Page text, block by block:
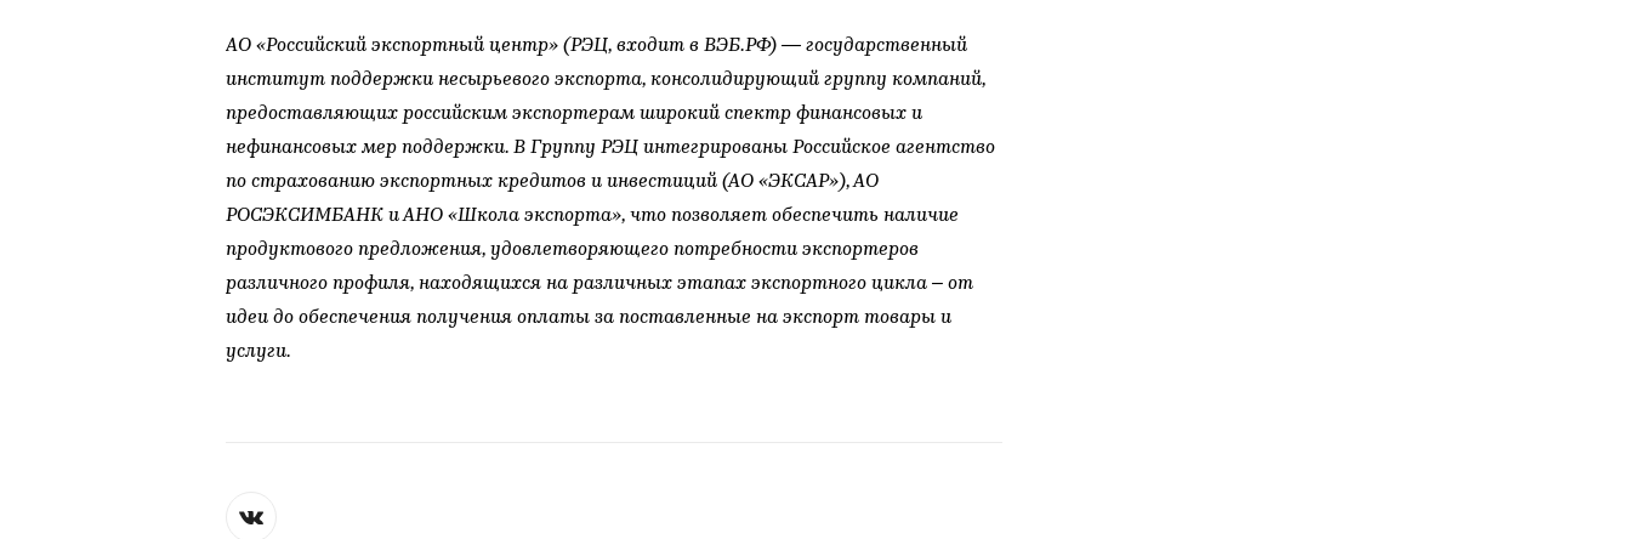
АО «Российский экспортный центр» (РЭЦ, входит в ВЭБ.РФ) — государственный
институт поддержки несырьевого экспорта, консолидирующий группу компаний,
предоставляющих российским экспортерам широкий спектр финансовых и
нефинансовых мер поддержки. В Группу РЭЦ интегрированы Российское агентство
по страхованию экспортных кредитов и инвестиций (АО «ЭКСАР»), АО
РОСЭКСИМБАНК и АНО «Школа экспорта», что позволяет обеспечить наличие
продуктового предложения, удовлетворяющего потребности экспортеров
различного профиля, находящихся на различных этапах экспортного цикла – от
идеи до обеспечения получения оплаты за поставленные на экспорт товары и
услуги.